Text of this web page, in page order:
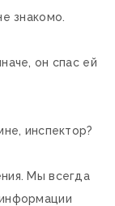
знакомо.
он спас ей
инспектор?
Мы всегда